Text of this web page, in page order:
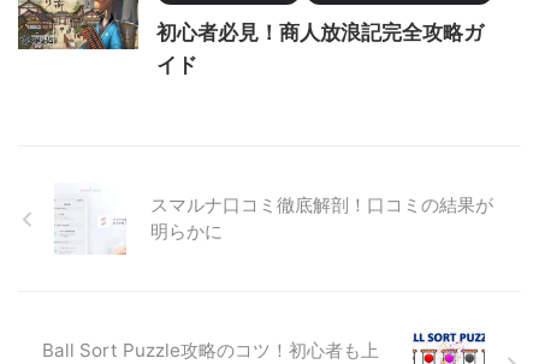
初心者必見！商人放浪記完全攻略ガ
イド
スマルナ口コミ徹底解剖！口コミの結果が
明らかに
Ball Sort Puzzle攻略のコツ！初心者も上